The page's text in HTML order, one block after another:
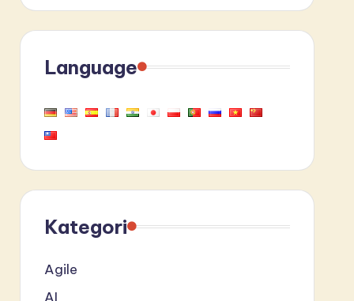
Language
Kategori
Agile
AI